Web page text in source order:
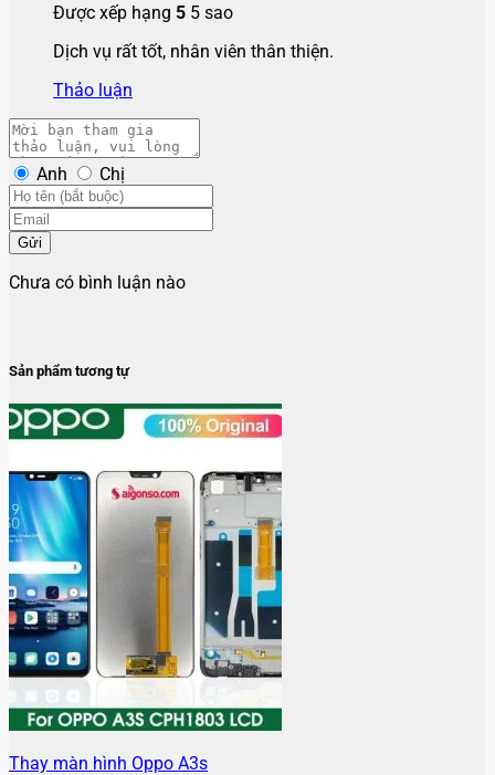
Được xếp hạng 5 5 sao
Dịch vụ rất tốt, nhân viên thân thiện.
Thảo luận
Anh Chị
Gửi
Chưa có bình luận nào
Sản phẩm tương tự
Thay màn hình Oppo A3s